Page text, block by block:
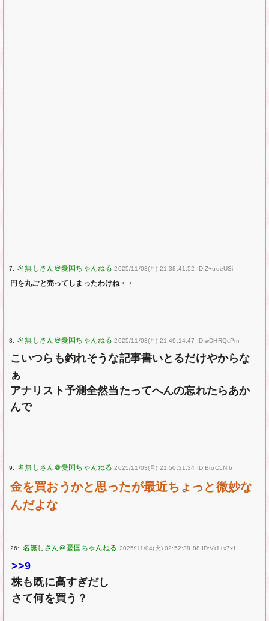
7: 2025/11/03(月) 21:38:41.52 ID:Z+uqeUSi
円を丸ごと売ってしまったわけね・・
8: 2025/11/03(月) 21:49:14.47 ID:wDHRQcPm
こいつらも釣れそうな記事書いとるだけやからな
ぁ
アナリスト予測全然当たってへんの忘れたらあか
んで
9: 2025/11/03(月) 21:50:31.34 ID:BroCLNIb
金を買おうかと思ったが最近ちょっと微妙な
んだよな
26: 2025/11/04(火) 02:52:38.88 ID:Vr1+x7xf
>>9
株も既に高すぎだし
さて何を買う？